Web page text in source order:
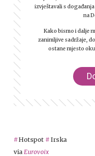
izvještavali s
na
Kako bismo i dalje
zanimljive sadržaje,
ostane mjesto
Hotspot
Irska
via Eurovoix